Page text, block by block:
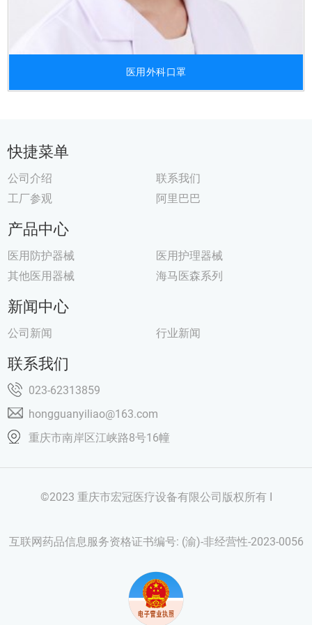
医用外科口罩
快捷菜单
公司介绍
联系我们
工厂参观
阿里巴巴
产品中心
医用防护器械
医用护理器械
其他医用器械
海马医森系列
新闻中心
公司新闻 行业新闻
联系我们
023-62313859
hongguanyiliao@163.com
重庆市南岸区江峡路8号16幢
©2023 重庆市宏冠医疗设备有限公司版权所有 I
互联网药品信息服务资格证书编号: (渝)-非经营性-2023-0056